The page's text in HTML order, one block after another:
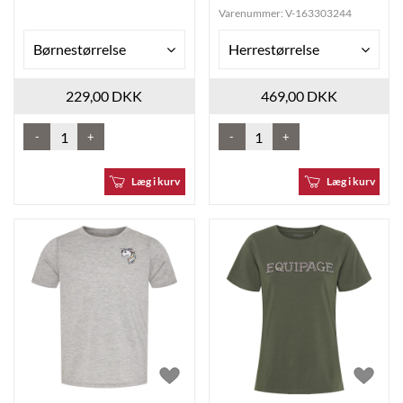
Børnestørrelse
229,00 DKK
- +
Læg i kurv
Varenummer: V-163303244
Herrestørrelse
469,00 DKK
- +
Læg i kurv